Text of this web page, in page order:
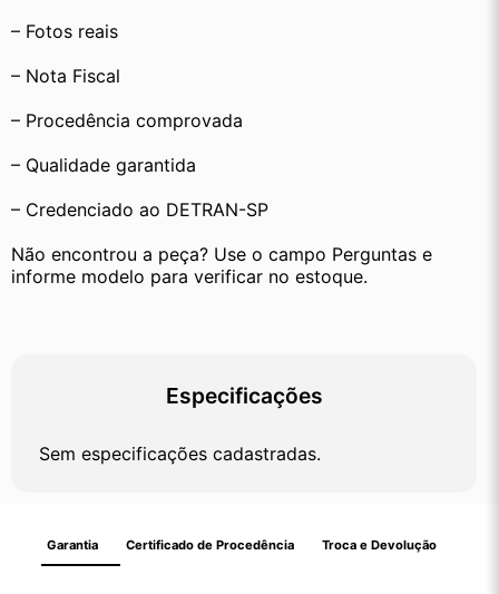
– Fotos reais
– Nota Fiscal
– Procedência comprovada
– Qualidade garantida
– Credenciado ao DETRAN-SP
Não encontrou a peça? Use o campo Perguntas e
informe modelo para verificar no estoque.
Especificações
Sem especificações cadastradas.
Garantia Certificado de Procedência Troca e Devolução